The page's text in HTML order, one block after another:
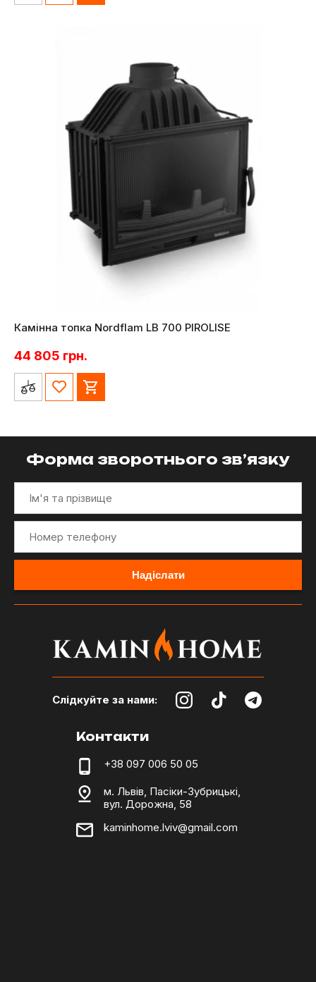
Камінна топка Nordflam LB 700 PIROLISE
44 805 грн.
Форма зворотнього зв’язку
Слідкуйте за нами:
Контакти
+38 097 006 50 05
м. Львів, Пасіки-Зубрицькі,
вул. Дорожна, 58
kaminhome.lviv@gmail.com